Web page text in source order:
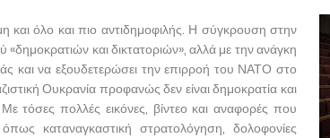
όλο και πιο αντιδημοφιλής. Η σύγκρουση στην
«δημοκρατιών και δικτατοριών», αλλά με την ανάγκη
και να εξουδετερώσει την επιρροή του ΝΑΤΟ στο
Ουκρανία προφανώς δεν είναι δημοκρατία και
τόσες πολλές εικόνες, βίντεο και αναφορές που
καταναγκαστική στρατολόγηση, δολοφονίες